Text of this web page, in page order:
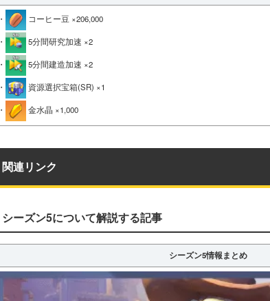
・ コーヒー豆 ×206,000
・ 5分間研究加速 ×2
・ 5分間建造加速 ×2
・ 資源選択宝箱(SR) ×1
・ 金水晶 ×1,000
関連リンク
シーズン5について解説する記事
シーズン5情報まとめ